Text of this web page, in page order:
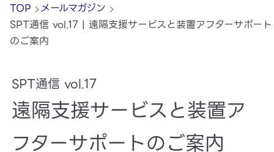
TOP
メールマガジン
SPT通信 vol.17 | 遠隔支援サービスと装置アフターサポート
のご案内
SPT通信 vol.17
遠隔支援サービスと装置ア
フターサポートのご案内